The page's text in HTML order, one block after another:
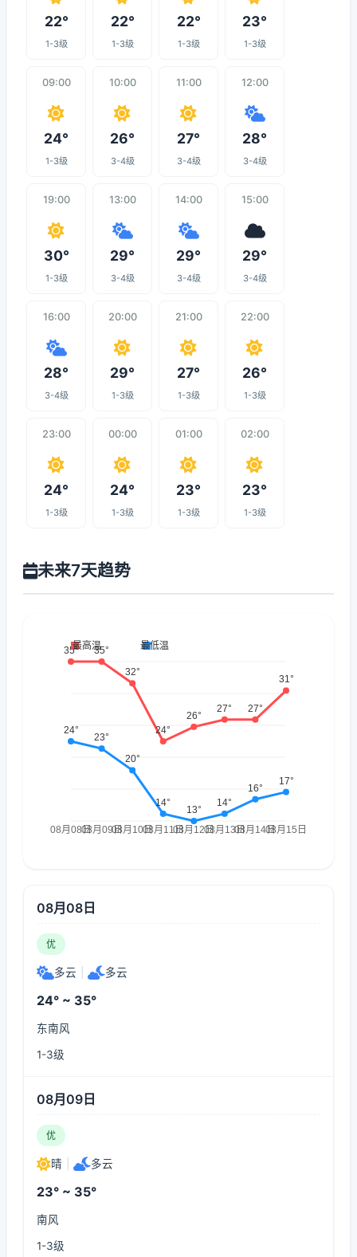
22°
1-3级
22°
1-3级
22°
1-3级
23°
1-3级
09:00
24°
1-3级
10:00
26°
3-4级
11:00
27°
3-4级
12:00
28°
3-4级
19:00
30°
1-3级
13:00
29°
3-4级
14:00
29°
3-4级
15:00
29°
3-4级
16:00
28°
3-4级
20:00
29°
1-3级
21:00
27°
1-3级
22:00
26°
1-3级
23:00
24°
1-3级
00:00
24°
1-3级
01:00
23°
1-3级
02:00
23°
1-3级
未来7天趋势
08月08日
优
多云 多云
24° ~ 35°
东南风
1-3级
08月09日
优
晴 多云
23° ~ 35°
南风
1-3级